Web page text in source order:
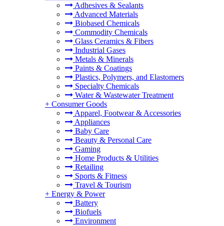
Adhesives & Sealants
Advanced Materials
Biobased Chemicals
Commodity Chemicals
Glass Ceramics & Fibers
Industrial Gases
Metals & Minerals
Paints & Coatings
Plastics, Polymers, and Elastomers
Specialty Chemicals
Water & Wastewater Treatment
+ Consumer Goods
Apparel, Footwear & Accessories
Appliances
Baby Care
Beauty & Personal Care
Gaming
Home Products & Utilities
Retailing
Sports & Fitness
Travel & Tourism
+ Energy & Power
Battery
Biofuels
Environment